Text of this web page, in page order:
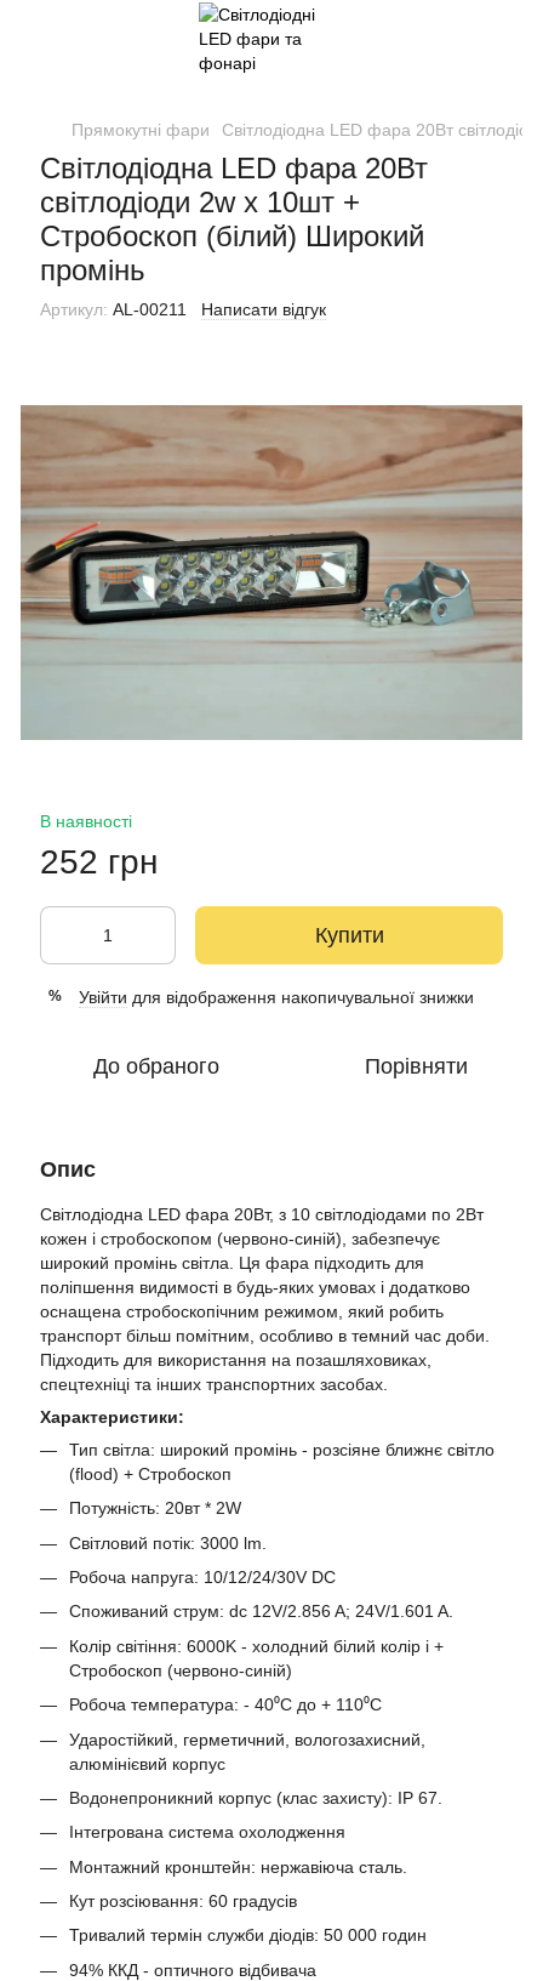
Прямокутні фари Світлодіодна LED фара 20Вт
Світлодіодна LED фара 20Вт
світлодіоди 2w х 10шт +
Стробоскоп (білий) Широкий
промінь
Артикул: AL-00211 Написати відгук
В наявності
252 грн
Купити
% Увійти для відображення накопичувальної знижки
До обраного Порівняти
Опис
Світлодіодна LED фара 20Вт, з 10 світлодіодами по 2Вт
кожен і стробоскопом (червоно-синій), забезпечує
широкий промінь світла. Ця фара підходить для
поліпшення видимості в будь-яких умовах і додатково
оснащена стробоскопічним режимом, який робить
транспорт більш помітним, особливо в темний час доби.
Підходить для використання на позашляховиках,
спецтехніці та інших транспортних засобах.
Характеристики:
Тип світла: широкий промінь - розсіяне ближнє світло
(flood) + Стробоскоп
Потужність: 20вт * 2W
Світловий потік: 3000 lm.
Робоча напруга: 10/12/24/30V DC
Споживаний струм: dc 12V/2.856 A; 24V/1.601 A.
Колір світіння: 6000K - холодний білий колір і +
Стробоскоп (червоно-синій)
Робоча температура: - 40⁰С до + 110⁰С
Ударостійкий, герметичний, вологозахисний,
алюмінієвий корпус
Водонепроникний корпус (клас захисту): IP 67.
Інтегрована система охолодження
Монтажний кронштейн: нержавіюча сталь.
Кут розсіювання: 60 градусів
Тривалий термін служби діодів: 50 000 годин
94% ККД - оптичного відбивача